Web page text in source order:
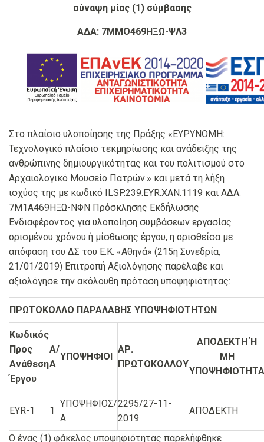
σύναψη μίας (1) σύμβασης
ΑΔΑ: 7ΜΜΟ469ΗΞΩ-ΨΛ3
Στο πλαίσιο υλοποίησης της Πράξης «ΕΥΡΥΝΟΜΗ:
Τεχνολογικό πλαίσιο τεκμηρίωσης και ανάδειξης της
ανθρώπινης δημιουργικότητας και του πολιτισμού στο
Αρχαιολογικό Μουσείο Πατρών.» και μετά τη λήξη
ισχύος της με κωδικό ILSP.239.EYR.ΧΑΝ.1119 και ΑΔΑ:
7Μ1Α469ΗΞΩ-ΝΦΝ Πρόσκλησης Εκδήλωσης
Ενδιαφέροντος για υλοποίηση συμβάσεων εργασίας
ορισμένου χρόνου ή μίσθωσης έργου, η ορισθείσα με
απόφαση του ΔΣ του Ε.Κ. «Αθηνά» (215η Συνεδρία,
21/01/2019) Επιτροπή Αξιολόγησης παρέλαβε και
αξιολόγησε την ακόλουθη πρόταση υποψηφιότητας:
ΠΡΩΤΟΚΟΛΛΟ ΠΑΡΑΛΑΒΗΣ ΥΠΟΨΗΦΙΟΤΗΤΩΝ
Κωδικός
Προς
Ανάθεση
Έργου
Α/
Α
ΥΠΟΨΗΦΙΟΙ
ΑΡ.
ΠΡΩΤΟΚΟΛΛΟΥ
ΑΠΟΔΕΚΤΗ Ή
ΜΗ
ΥΠΟΨΗΦΙΟΤΗΤΑ
EYR-1 1
ΥΠΟΨΗΦΙΟΣ/
Α
2295/27-11-
2019
ΑΠΟΔΕΚΤΗ
Ο ένας (1) φάκελος υποψηφιότητας παρελήφθηκε